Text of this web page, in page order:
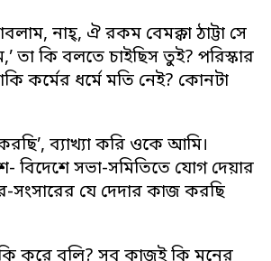
নাহ্, ঐ রকম বেমক্কা ঠাট্টা সে
তা কি বলতে চাইছিস তুই? পরিস্কার
কর্মের ধর্মে মতি নেই? কোনটা
ব্যাখ্যা করি ওকে আমি।
বিদেশে সভা-সমিতিতে যোগ দেয়ার
সংসারের যে দেদার কাজ করছি